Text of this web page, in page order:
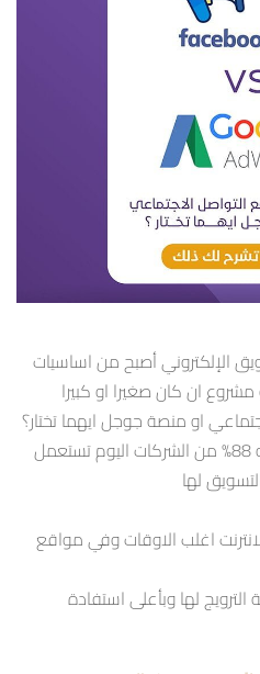
الإلكتروني أصبح من اساسيات
ان كان صغيرا او كبيرا
او منصة جوجل ايهما تختار؟
وفي احصائية لعام 2018 تبين انه 88% من الشركات اليوم تستعمل
لها
اغلب الاوقات وفي مواقع
لها وبأعلى استفادة